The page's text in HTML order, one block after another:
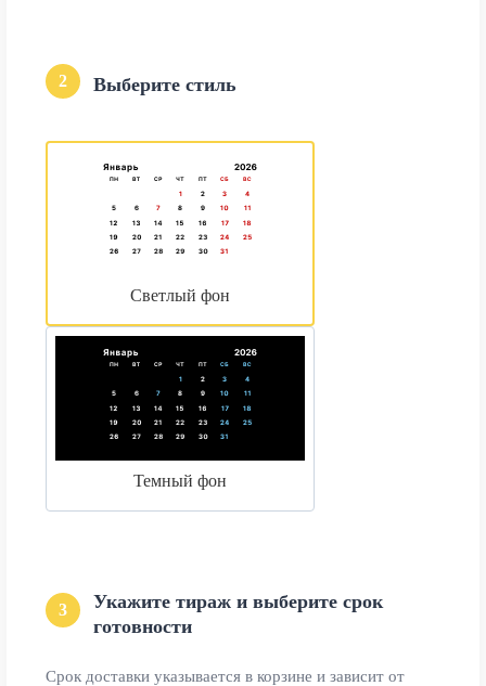
2 Выберите стиль
Светлый фон
Темный фон
3
Укажите тираж и выберите срок
готовности
Срок доставки указывается в корзине и зависит от